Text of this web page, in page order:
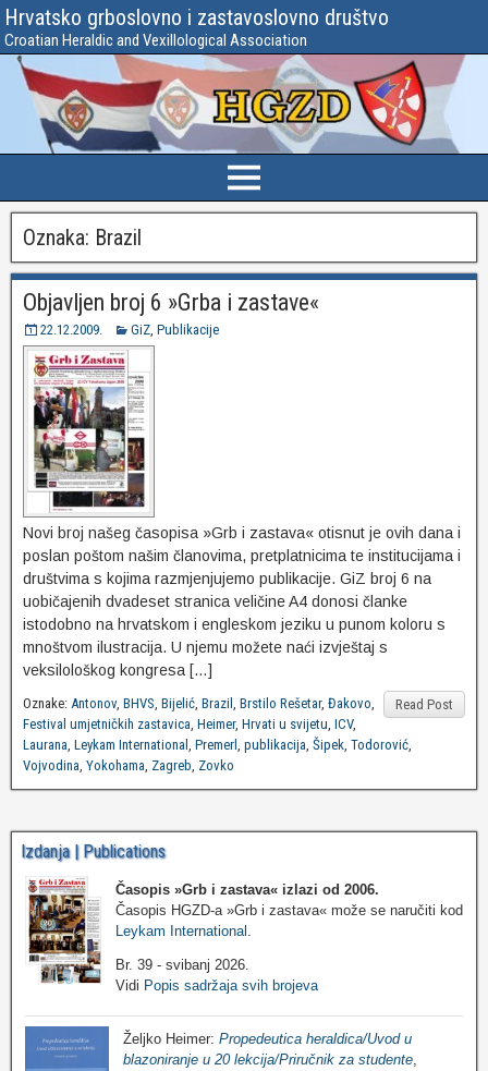
Hrvatsko grboslovno i zastavoslovno društvo
Croatian Heraldic and Vexillological Association
Oznaka: Brazil
Objavljen broj 6 »Grba i zastave«
22.12.2009. GiZ, Publikacije
Novi broj našeg časopisa »Grb i zastava« otisnut je ovih dana i
poslan poštom našim članovima, pretplatnicima te institucijama i
društvima s kojima razmjenjujemo publikacije. GiZ broj 6 na
uobičajenih dvadeset stranica veličine A4 donosi članke
istodobno na hrvatskom i engleskom jeziku u punom koloru s
mnoštvom ilustracija. U njemu možete naći izvještaj s
veksilološkog kongresa […]
Read Post
Oznake: Antonov, BHVS, Bijelić, Brazil , Brstilo Rešetar, Đakovo,
Festival umjetničkih zastavica, Heimer, Hrvati u svijetu, ICV,
Laurana, Leykam International , Premerl , publikacija, Šipek, Todorović,
Vojvodina, Yokohama, Zagreb, Zovko
Izdanja | Publications
Časopis »Grb i zastava« izlazi od 2006.
Časopis HGZD-a »Grb i zastava« može se naručiti kod
Leykam International
Br. 39 - svibanj 2026.
Vidi Popis sadržaja svih brojeva
Željko Heimer: Propedeutica heraldica/Uvod u
blazoniranje u 20 lekcija/Priručnik za studente,